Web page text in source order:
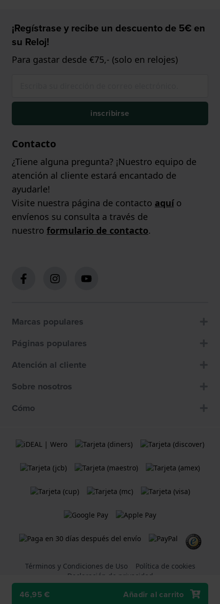
46,95 € Añadir al carrito
¡Regístrase y recibe un descuento de 5€ en
su Reloj!
Para gastar desde €75,- (solo en relojes)
inscribirse
Contacto
¿Tiene alguna pregunta? ¡Nuestro equipo de
atención al cliente estará encantado de
ayudarle!
Visite nuestra página de contacto aquío
envíenos su consulta a través de
nuestro formulario de contacto.
Marcas populares
Páginas populares
Atención al cliente
Sobre nosotros
Cómo
Términos y Condiciones de Uso
Política de cookies
Declaración de privacidad
Una tienda web Holland Watch Group B.V.